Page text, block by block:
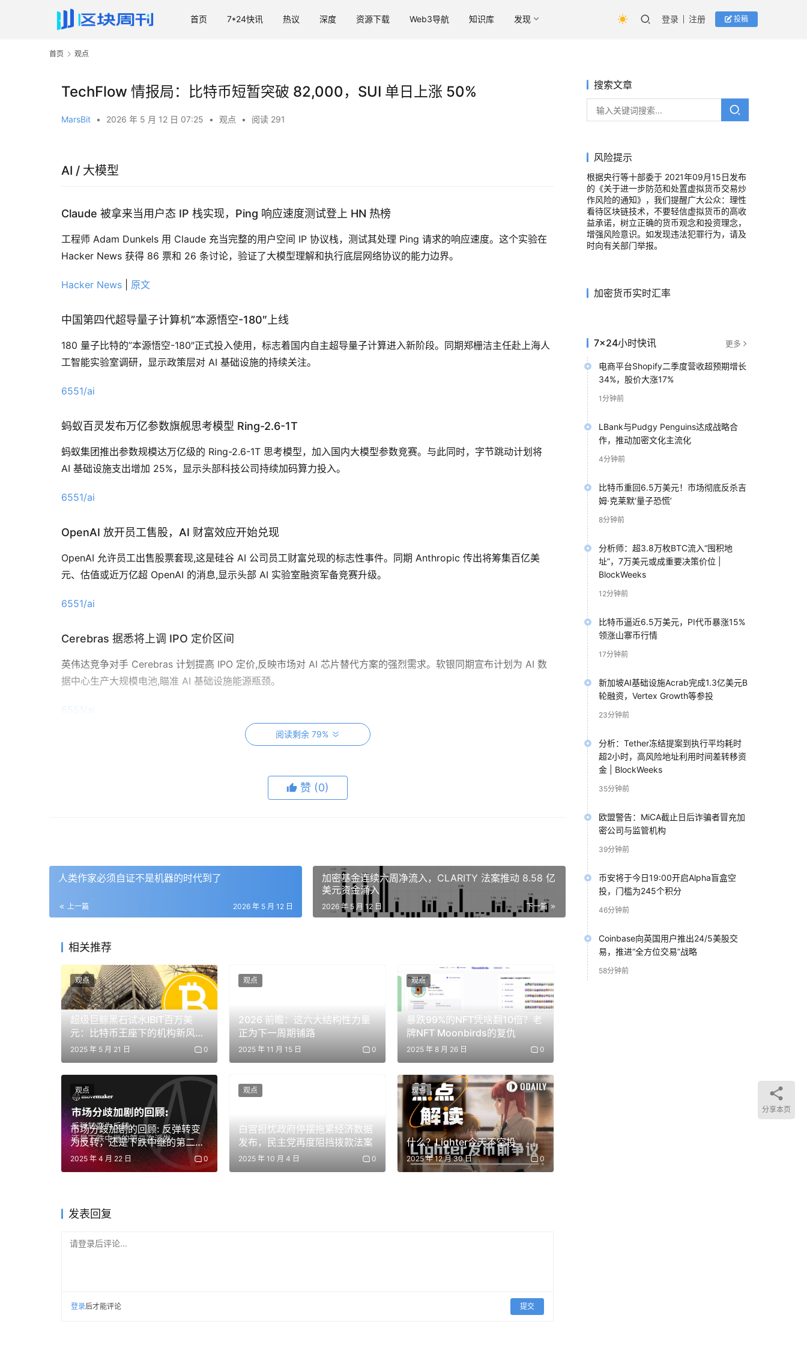
首页 7*24快讯 热议 深度 资源下载 Web3导航 知识库 发现 登录 注册 投稿
首页 观点
TechFlow 情报局：比特币短暂突破 82,000，SUI 单日上涨 50%
MarsBit • 2026 年 5 月 12 日 07:25 • 观点 • 阅读 291
AI / 大模型
Claude 被拿来当用户态 IP 栈实现，Ping 响应速度测试登上 HN 热榜
工程师 Adam Dunkels 用 Claude 充当完整的用户空间 IP 协议栈，测试其处理 Ping 请求的响应速度。这个实验在
Hacker News 获得 86 票和 26 条讨论，验证了大模型理解和执行底层网络协议的能力边界。
Hacker News 原文
中国第四代超导量子计算机”本源悟空-180″上线
180 量子比特的”本源悟空-180″正式投入使用，标志着国内自主超导量子计算进入新阶段。同期郑栅洁主任赴上海人
工智能实验室调研，显示政策层对 AI 基础设施的持续关注。
6551/ai
蚂蚁百灵发布万亿参数旗舰思考模型 Ring-2.6-1T
蚂蚁集团推出参数规模达万亿级的 Ring-2.6-1T 思考模型，加入国内大模型参数竞赛。与此同时，字节跳动计划将
AI 基础设施支出增加 25%，显示头部科技公司持续加码算力投入。
6551/ai
OpenAI 放开员工售股，AI 财富效应开始兑现
OpenAI 允许员工出售股票套现,这是硅谷 AI 公司员工财富兑现的标志性事件。同期 Anthropic 传出将筹集百亿美
元、估值或近万亿超 OpenAI 的消息,显示头部 AI 实验室融资军备竞赛升级。
6551/ai
Cerebras 据悉将上调 IPO 定价区间
英伟达竞争对手 Cerebras 计划提高 IPO 定价,反映市场对 AI 芯片替代方案的强烈需求。软银同期宣布计划为 AI 数
据中心生产大规模电池,瞄准 AI 基础设施能源瓶颈。
6551/ai
> 辣评：Claude 都能当 IP 栈用了,下次是不是该拿 GPT-4 跑个 Linux 内核?AI 的能力边界正在被各种奇怪实验重新
多重利好叠加推动 SUI 成为近期公链赛道最强势标的。
热议：社区讨论集中在 SUI 能否维持涨势,以及零手续费模式的可持续性。
比特币短暂突破 82,000 美元,宏观环境改善推动
BTC 在改善的宏观条件下短暂触及 82,000 美元。与此同时,特朗普拒绝伊朗和平提案后,比特币再涨 2.3%,显示加密
市场对地缘政治风险的避险属性再次显现。
The Block| Cointelegraph
Bybit 宣布下架 SWEAT 代币
Bybit 交易所宣布将 SWEAT 代币下架,提醒持有者及时处理资产。这是交易所定期清理低流动性代币的常规动作。
Bybit
Meta 完成后量子密码学迁移,发布技术框架和经验
升级的参考案例。这对 Web3 基础设施安全升级具有重要借鉴意义。
Meta Engineering
阅读剩余 79%
赞 (0)
人类作家必须自证不是机器的时代到了
上一篇 2026 年 5 月 12 日
加密基金连续六周净流入，CLARITY 法案推动 8.58 亿
美元资金涌入
下一篇
2026 年 5 月 12 日
相关推荐
超级巨鲸黑石试水IBIT百万美
元：比特币王座下的机构新风
向？
2025 年 5 月 21 日 0
观点
2026 前瞻：这六大结构性力量
正为下一周期铺路
2025 年 11 月 15 日 0
观点
暴跌99%的NFT凭啥翻10倍？老
牌NFT Moonbirds的复仇
2025 年 8 月 26 日 0
观点
市场分歧加剧的回顾: 反弹转变
为反转，还是下跌中继的第二次
派发
2025 年 4 月 22 日 0
观点
白宫担忧政府停摆拖累经济数据
发布，民主党再度阻挡拨款法案
2025 年 10 月 4 日 0
观点
什么？Lighter今天不空投
2025 年 12 月 30 日 0
观点
发表回复
请登录后评论...
登录后才能评论 提交
搜索文章
风险提示
根据央行等十部委于 2021年09月15日发布
的《关于进一步防范和处置虚拟货币交易炒
作风险的通知》，我们提醒广大公众：理性
看待区块链技术，不要轻信虚拟货币的高收
益承诺，树立正确的货币观念和投资理念，
增强风险意识。如发现违法犯罪行为，请及
时向有关部门举报。
加密货币实时汇率
7×24小时快讯 更多
电商平台Shopify二季度营收超预期增长
34%，股价大涨17%
1分钟前
LBank与Pudgy Penguins达成战略合
作，推动加密文化主流化
4分钟前
比特币重回6.5万美元！市场彻底反杀吉
姆·克莱默‘量子恐慌’
8分钟前
分析师：超3.8万枚BTC流入“囤积地
址”，7万美元或成重要决策价位 |
BlockWeeks
12分钟前
比特币逼近6.5万美元，PI代币暴涨15%
领涨山寨币行情
17分钟前
新加坡AI基础设施Acrab完成1.3亿美元B
轮融资，Vertex Growth等参投
23分钟前
分析：Tether冻结提案到执行平均耗时
超2小时，高风险地址利用时间差转移资
金 | BlockWeeks
35分钟前
欧盟警告：MiCA截止日后诈骗者冒充加
密公司与监管机构
39分钟前
币安将于今日19:00开启Alpha盲盒空
投，门槛为245个积分
46分钟前
Coinbase向英国用户推出24/5美股交
易，推进“全方位交易”战略
58分钟前
分享本页